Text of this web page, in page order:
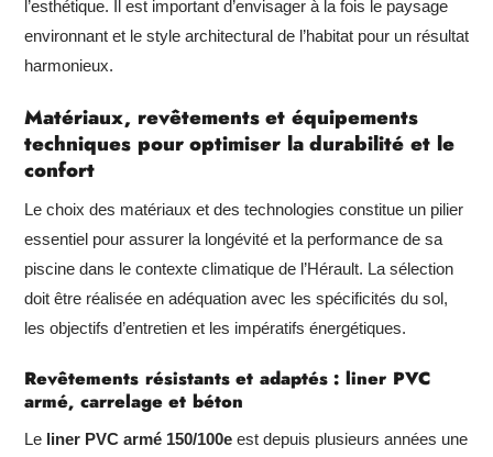
l’esthétique. Il est important d’envisager à la fois le paysage
environnant et le style architectural de l’habitat pour un résultat
harmonieux.
Matériaux, revêtements et équipements
techniques pour optimiser la durabilité et le
confort
Le choix des matériaux et des technologies constitue un pilier
essentiel pour assurer la longévité et la performance de sa
piscine dans le contexte climatique de l’Hérault. La sélection
doit être réalisée en adéquation avec les spécificités du sol,
les objectifs d’entretien et les impératifs énergétiques.
Revêtements résistants et adaptés : liner PVC
armé, carrelage et béton
Le liner PVC armé 150/100e est depuis plusieurs années une